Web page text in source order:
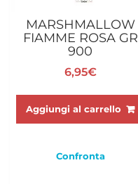
MARSHMALLOW
FIAMME ROSA GR
900
6,95€
Aggiungi al carrello
Confronta